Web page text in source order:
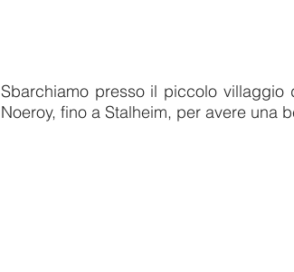
Sbarchiamo presso il piccolo
Noeroy, fino a Stalheim, per avere una